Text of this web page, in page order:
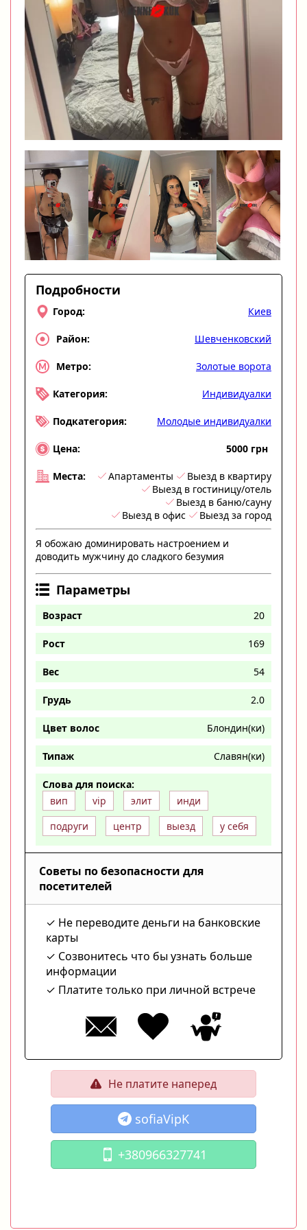
Подробности
Город: Киев
Район: Шевченковский
Метро: Золотые ворота
Категория: Индивидуалки
Подкатегория: Молодые индивидуалки
Цена: 5000 грн
Места: Апартаменты
Выезд в квартиру
Выезд в гостиницу/отель
Выезд в баню/сауну
Выезд в офис
Выезд за город
Я обожаю доминировать настроением и
доводить мужчину до сладкого безумия
Параметры
Возраст 20
Рост 169
Вес 54
Грудь 2.0
Цвет волос Блондин(ки)
Типаж Славян(ки)
Слова для поиска:
вип
vip элит
инди
подруги
центр выезд у себя
Советы по безопасности для
посетителей
Не переводите деньги на банковские
карты
Созвонитесь что бы узнать больше
информации
Платите только при личной встрече
Не платите наперед
sofiaVipK
+380966327741